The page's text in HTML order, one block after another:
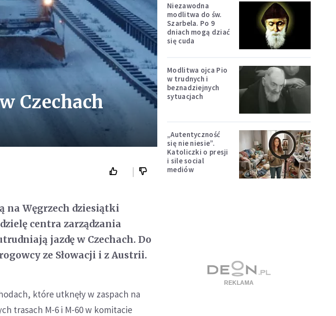
Czechach
na Węgrzech dziesiątki
centra zarządzania
jazdę w Czechach. Do
ze Słowacji i z Austrii.
które utknęły w zaspach na
trasach M-6 i M-60 w komitacie
Niezawodna
modlitwa do św.
Szarbela. Po 9
dniach mogą dziać
się cuda
Modlitwa ojca Pio
w trudnych i
beznadziejnych
sytuacjach
„Autentyczność
się nie niesie”.
Katoliczki o presji
i sile social
mediów